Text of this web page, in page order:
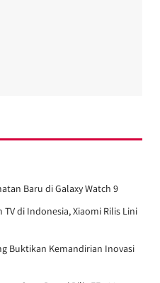
Baru di Galaxy Watch 9
di Indonesia, Xiaomi Rilis Lini
Buktikan Kemandirian Inovasi